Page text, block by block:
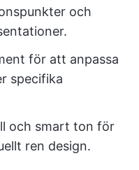
och
för att anpassa
specifika
och smart ton för
ren design.